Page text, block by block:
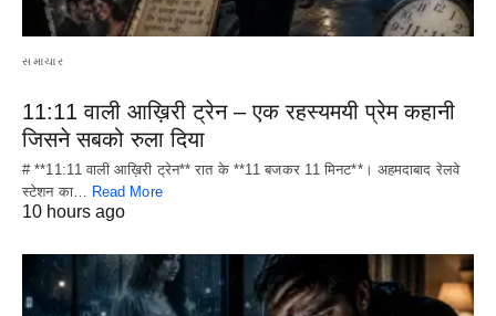
સમાચાર
11:11 वाली आख़िरी ट्रेन – एक रहस्यमयी प्रेम कहानी
जिसने सबको रुला दिया
# **11:11 वाली आख़िरी ट्रेन** रात के **11 बजकर 11 मिनट**। अहमदाबाद रेलवे
स्टेशन का… Read More
10 hours ago